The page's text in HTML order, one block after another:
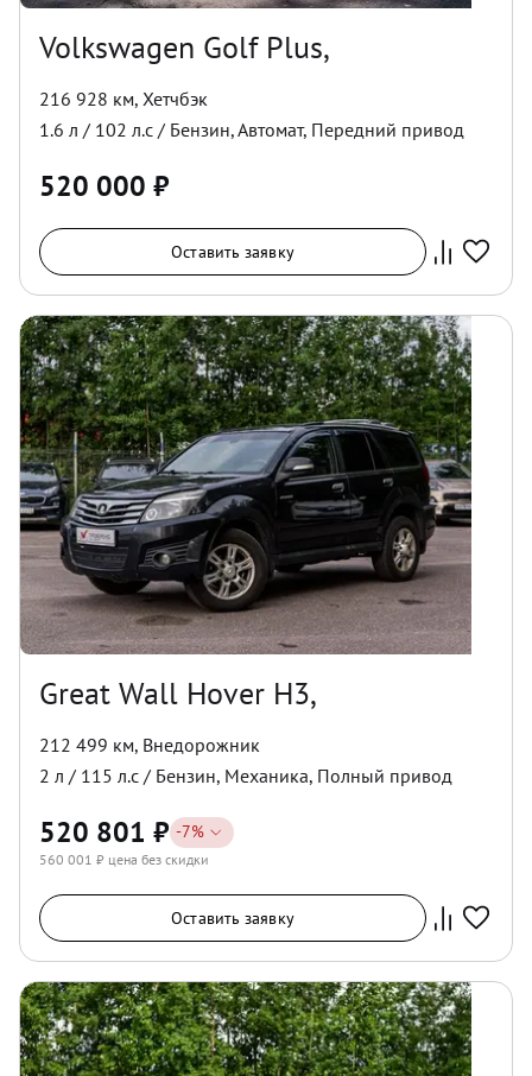
Volkswagen Golf Plus,
216 928 км, Хетчбэк
1.6 л / 102 л.с / Бензин,Автомат, Передний привод
520 000 ₽
Оставить заявку
Great Wall Hover H3,
212 499 км, Внедорожник
2 л / 115 л.с / Бензин, Механика, Полный привод
520 801 ₽ -7%
560 001 ₽ цена без скидки
Оставить заявку